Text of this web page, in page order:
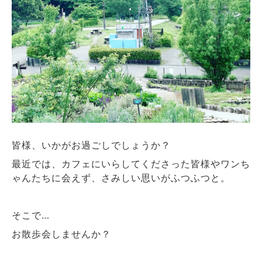
皆様、いかがお過ごしでしょうか？
最近では、カフェにいらしてくださった皆様やワンち
ゃんたちに会えず、さみしい思いがふつふつと。
そこで…
お散歩会しませんか？